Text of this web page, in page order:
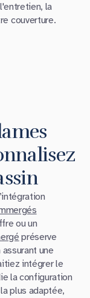
la
couverture.
ou un
préserve
une
intégrer le
la configuration
plus adaptée,